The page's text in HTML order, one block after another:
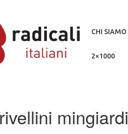
CHI SIAMO
2×1000
mingiardi